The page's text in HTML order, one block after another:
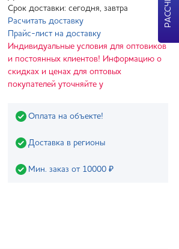
Срок доставки: сегодня, завтра
Расчитать доставку
Прайс-лист на доставку
Индивидуальные условия для оптовиков
и постоянных клиентов! Информацию о
скидках и ценах для оптовых
покупателей уточняйте у
Оплата на объекте!
Доставка в регионы
Мин. заказ от 10000 ₽